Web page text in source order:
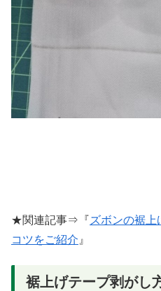
★関連記事⇒『ズボンの裾
コツをご紹介 』
裾上げテープ剥が